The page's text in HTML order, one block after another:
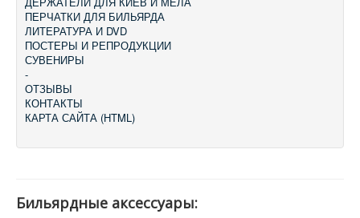
ПЕРЧАТКИ ДЛЯ БИЛЬЯРДА
ЛИТЕРАТУРА И DVD
ПОСТЕРЫ И РЕПРОДУКЦИИ
СУВЕНИРЫ
-
ОТЗЫВЫ
КОНТАКТЫ
КАРТА САЙТА (HTML)
Бильярдные аксессуары: